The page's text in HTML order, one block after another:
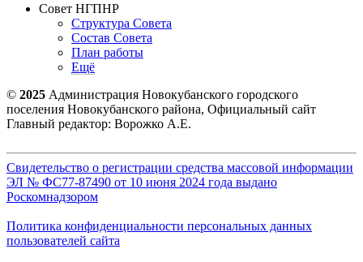
Совет НГПНР
Структура Совета
Состав Совета
План работы
Ещё
© 2025 Администрация Новокубанского городского
поселения Новокубанского района, Официальный сайт
Главный редактор: Ворожко А.Е.
Свидетельство о регистрации средства массовой информации
ЭЛ № ФС77-87490 от 10 июня 2024 года выдано
Роскомнадзором
Политика конфиденциальности персональных данных
пользователей сайта